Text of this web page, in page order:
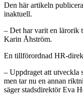
Den här artikeln
inaktuell.
– Det har varit en lärorik
Karin Åhström.
En tillförordnad HR-
– Uppdraget att utveckla
men tar nu en annan
säger stadsdirektör Eva